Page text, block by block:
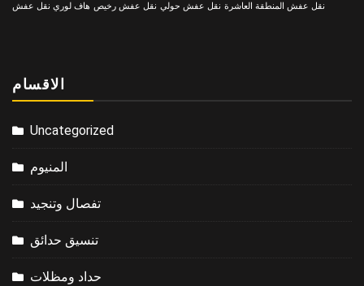
نقل عفش المنطقة العاشرة نقل عفش حولي نقل عفش رخيص هاف لوري نقل عفش
الاقسام
Uncategorized
المنيوم
تفصال وتنجيد
تنسيق حدائق
حداد ومظلات